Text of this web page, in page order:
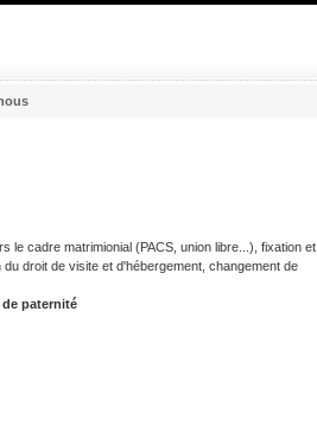
le cadre matrimionial (PACS, union libre...), fixation et
droit de visite et d'hébergement, changement de
paternité